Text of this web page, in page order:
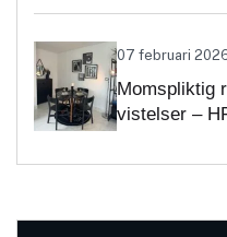
07 februari
Momspliktig
vistelser –